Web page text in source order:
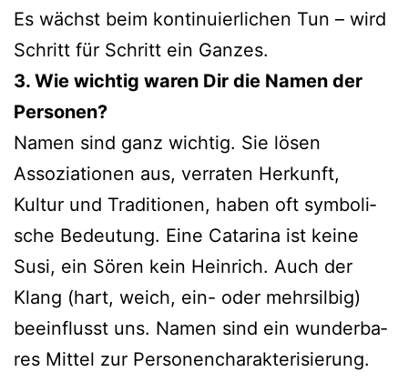
Es wächst beim kon­ti­nu­ier­li­chen Tun – wird
Schritt für Schritt ein Ganzes.
3. Wie wich­tig waren Dir die Namen der
Personen?
Namen sind ganz wich­tig. Sie lösen
Assoziationen aus, ver­ra­ten Herkunft,
Kultur und Traditionen, haben oft sym­bo­li­
sche Bedeutung. Eine Catarina ist kei­ne
Susi, ein Sören kein Heinrich. Auch der
Klang (hart, weich, ein- oder mehr­sil­big)
beein­flusst uns. Namen sind ein wun­der­ba­
res Mittel zur Personencharakterisierung.